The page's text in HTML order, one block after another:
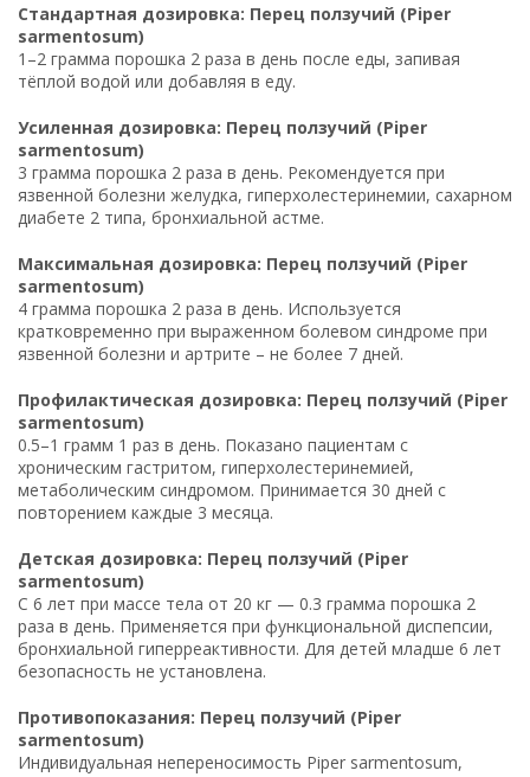
Стандартная дозировка: Перец ползучий (Piper
sarmentosum)
1–2 грамма порошка 2 раза в день после еды, запивая
тёплой водой или добавляя в еду.
Усиленная дозировка: Перец ползучий (Piper
sarmentosum)
3 грамма порошка 2 раза в день. Рекомендуется при
язвенной болезни желудка, гиперхолестеринемии, сахарном
диабете 2 типа, бронхиальной астме.
Максимальная дозировка: Перец ползучий (Piper
sarmentosum)
4 грамма порошка 2 раза в день. Используется
кратковременно при выраженном болевом синдроме при
язвенной болезни и артрите – не более 7 дней.
Профилактическая дозировка: Перец ползучий (Piper
sarmentosum)
0.5–1 грамм 1 раз в день. Показано пациентам с
хроническим гастритом, гиперхолестеринемией,
метаболическим синдромом. Принимается 30 дней с
повторением каждые 3 месяца.
Детская дозировка: Перец ползучий (Piper
sarmentosum)
С 6 лет при массе тела от 20 кг — 0.3 грамма порошка 2
раза в день. Применяется при функциональной диспепсии,
бронхиальной гиперреактивности. Для детей младше 6 лет
безопасность не установлена.
Противопоказания: Перец ползучий (Piper
sarmentosum)
Индивидуальная непереносимость Piper sarmentosum,